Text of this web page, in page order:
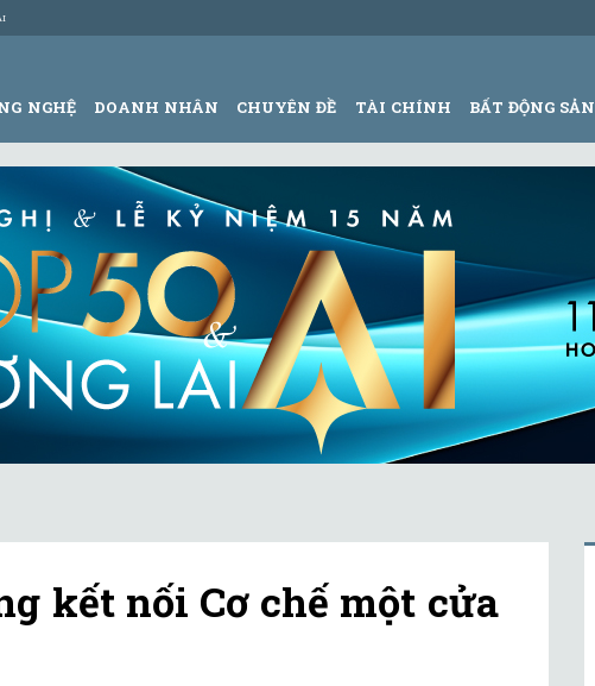
NGHỆ DOANH NHÂN CHUYÊN ĐỀ TÀI CHÍNH BẤT ĐỘNG SẢN
kết nối Cơ chế một cửa